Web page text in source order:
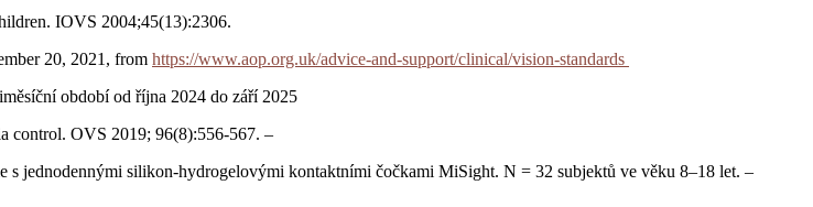
IOVS 2004;45(13):2306.
20, 2021, from https://www.aop.org.uk/advice-and-support/clinical/vision-standards
období od října 2024 do září 2025
control. OVS 2019; 96(8):556-567. –
jednodennými silikon-hydrogelovými kontaktními čočkami MiSight. N = 32 subjektů ve věku 8–18 let. –